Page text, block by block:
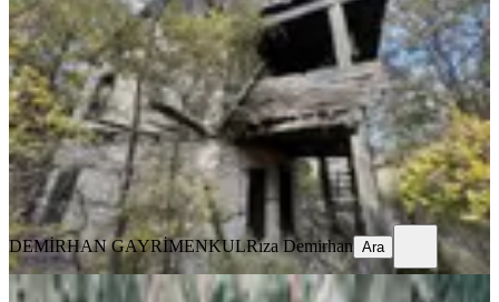
Kaş, Beldibi Mahallesi
2236 m² ·1.208/m² 25.10.2025
2.700.000 ₺
DEMİRHAN GAYRİMENKULRıza Demirhan
Ara
DEMİRHAN GAYRİMENKULRıza Demirhan Ara